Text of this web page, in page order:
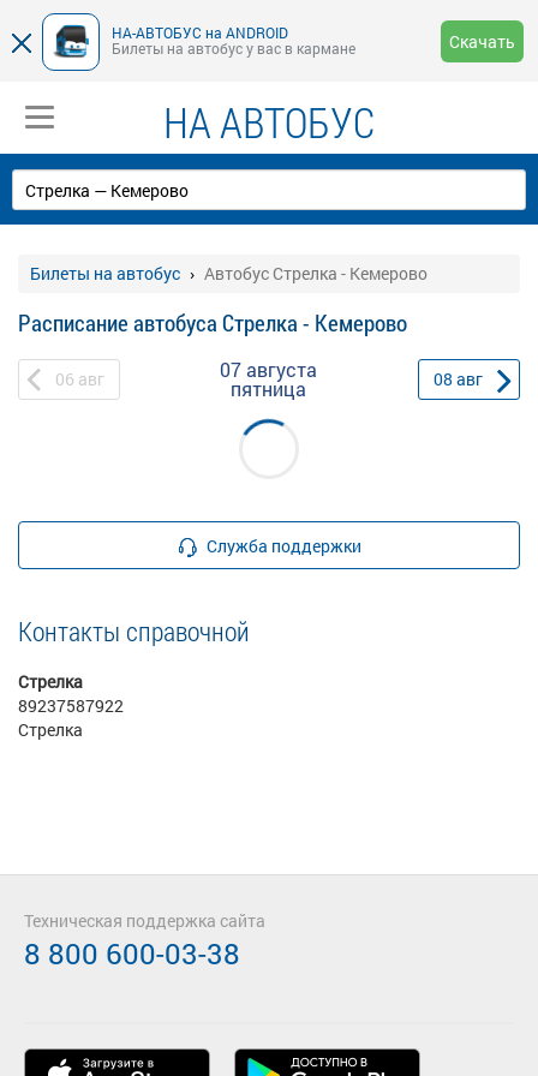
НА-АВТОБУС на ANDROID
Билеты на автобус у вас в кармане
Скачать
НА АВТОБУС
Билеты на автобус Автобус Стрелка - Кемерово
Расписание автобуса Стрелка - Кемерово
06 авг 07 августа
пятница 08 авг
Служба поддержки
Контакты справочной
Стрелка
89237587922
Стрелка
Техническая поддержка сайта
8 800 600-03-38